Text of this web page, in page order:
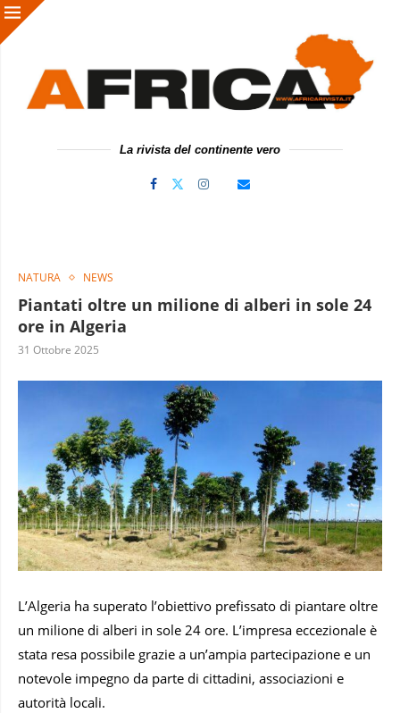
La rivista del continente vero
NATURA NEWS
Piantati oltre un milione di alberi in sole 24
ore in Algeria
31 Ottobre 2025
L’Algeria ha superato l’obiettivo prefissato di piantare oltre
un milione di alberi in sole 24 ore. L’impresa eccezionale è
stata resa possibile grazie a un’ampia partecipazione e un
notevole impegno da parte di cittadini, associazioni e
autorità locali.